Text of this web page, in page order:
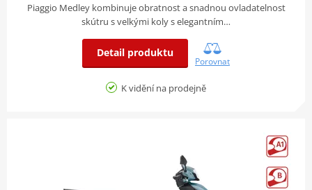
Piaggio Medley kombinuje obratnost a snadnou ovladatelnost
skútru s velkými koly s elegantním…
Detail produktu
Porovnat
K vidění na prodejně